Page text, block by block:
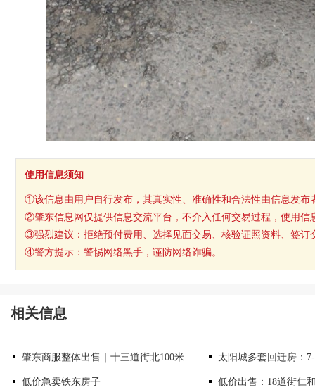
使用信息须知
①该信息由用户自行发布，其真实性、准确性和合法性由信息发布
②肇东信息网仅提供信息交流平台，不介入任何交易过程，使用信
③强烈建议：拒绝预付费用、选择见面交易、核验证照资料、签订
④警方提示：警惕网络黑手，谨防网络诈骗。
相关信息
肇东商服整体出售｜十三道街北100米 太阳城多套回迁房：
低价急卖铁东房子 低价出售：18道街仁